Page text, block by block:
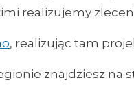
realizujemy
, realizując tam
znajdziesz na